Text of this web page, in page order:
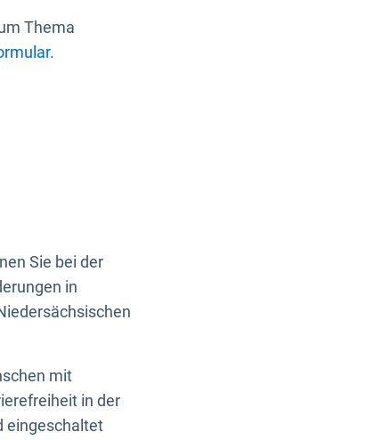
Thema
.
Sie bei der
in
mit
in der
eingeschaltet